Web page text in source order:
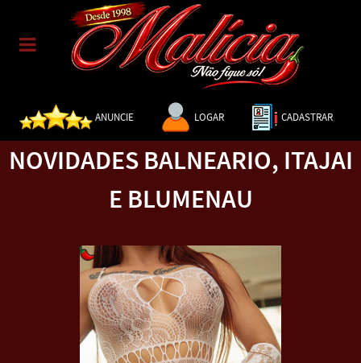
ANUNCIE LOGAR CADASTRAR
NOVIDADES BALNEARIO, ITAJAI
E BLUMENAU